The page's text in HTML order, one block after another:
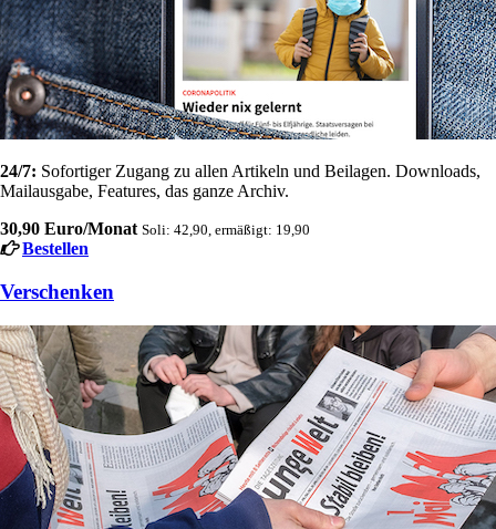
24/7: Sofortiger Zugang zu allen Artikeln und Beilagen. Downloads,
Mailausgabe, Features, das ganze Archiv.
30,90 Euro/Monat Soli: 42,90, ermäßigt: 19,90
Bestellen
Verschenken